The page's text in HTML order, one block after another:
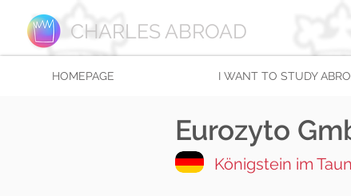
CHARLES ABROAD
HOMEPAGE I WANT TO STUDY
Eurozyto
Königstein im